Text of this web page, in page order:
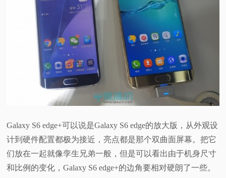
Galaxy S6 edge+可以说是Galaxy S6 edge的放大版，从外观设
计到硬件配置都极为接近，亮点都是那个双曲面屏幕。把它
们放在一起就像孪生兄弟一般，但是可以看出由于机身尺寸
和比例的变化，Galaxy S6 edge+的边角要相对硬朗了一些。